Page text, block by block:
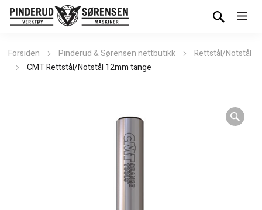
Forsiden Pinderud & Sørensen nettbutikk
Rettstål/Notstål
CMT Rettstål/Notstål 12mm tange